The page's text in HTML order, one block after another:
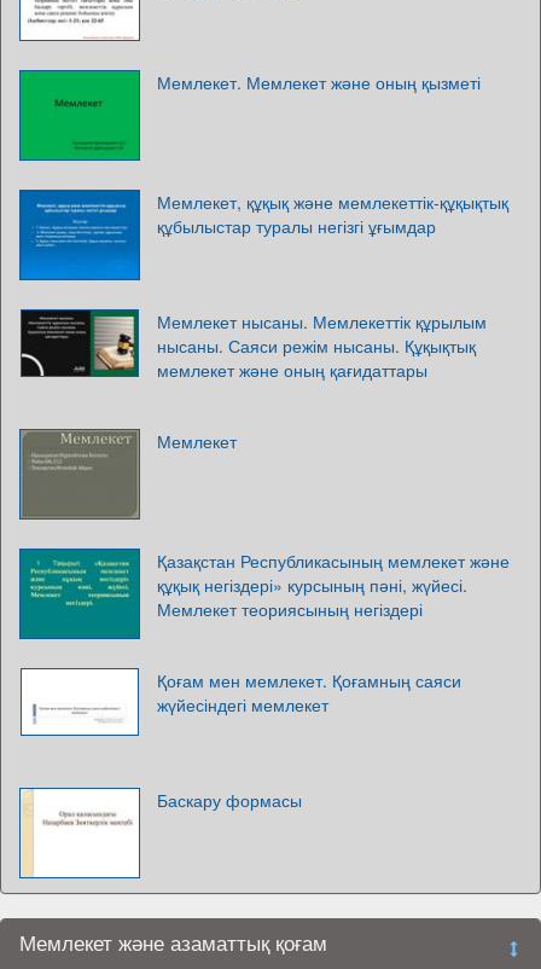
Мемлекет. Мемлекет және оның қызметі
Мемлекет, құқық және мемлекеттік-құқықтық
құбылыстар туралы негізгі ұғымдар
Мемлекет нысаны. Мемлекеттік құрылым
нысаны. Саяси режім нысаны. Құқықтық
мемлекет және оның қағидаттары
Мемлекет
Қазақстан Республикасының мемлекет және
құқық негіздері» курсының пәні, жүйесі.
Мемлекет теориясының негіздері
Қоғам мен мемлекет. Қоғамның саяси
жүйесіндегі мемлекет
Баскару формасы
Мемлекет және азаматтық қоғам